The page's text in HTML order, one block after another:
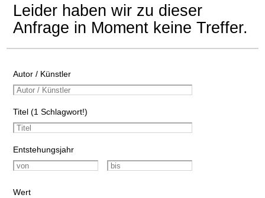
Leider haben wir zu dieser
Anfrage in Moment keine Treffer.
Autor / Künstler
Titel (1 Schlagwort!)
Entstehungsjahr
Wert